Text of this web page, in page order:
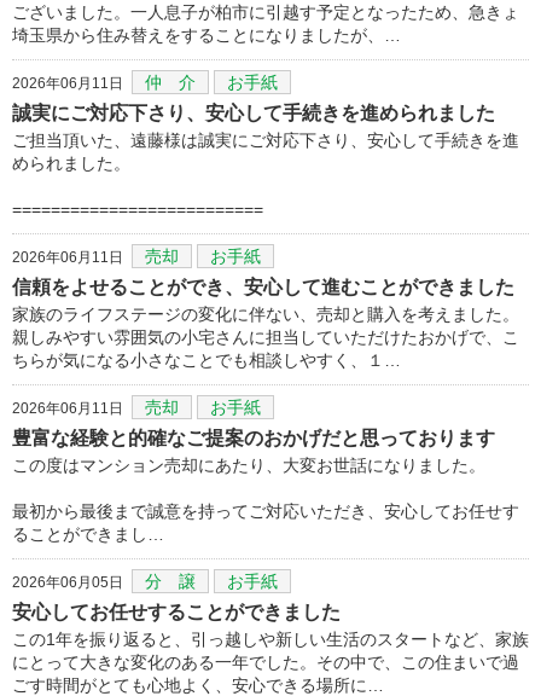
ございました。一人息子が柏市に引越す予定となったため、急きょ
埼玉県から住み替えをすることになりましたが、…
2026年06月11日 仲 介 お手紙
誠実にご対応下さり、安心して手続きを進められました
ご担当頂いた、遠藤様は誠実にご対応下さり、安心して手続きを進
められました。
==========================
2026年06月11日 売却 お手紙
信頼をよせることができ、安心して進むことができました
家族のライフステージの変化に伴ない、売却と購入を考えました。
親しみやすい雰囲気の小宅さんに担当していただけたおかげで、こ
ちらが気になる小さなことでも相談しやすく、１…
2026年06月11日 売却 お手紙
豊富な経験と的確なご提案のおかげだと思っております
この度はマンション売却にあたり、大変お世話になりました。
最初から最後まで誠意を持ってご対応いただき、安心してお任せす
ることができまし…
2026年06月05日 分 譲 お手紙
安心してお任せすることができました
この1年を振り返ると、引っ越しや新しい生活のスタートなど、家族
にとって大きな変化のある一年でした。その中で、この住まいで過
ごす時間がとても心地よく、安心できる場所に…